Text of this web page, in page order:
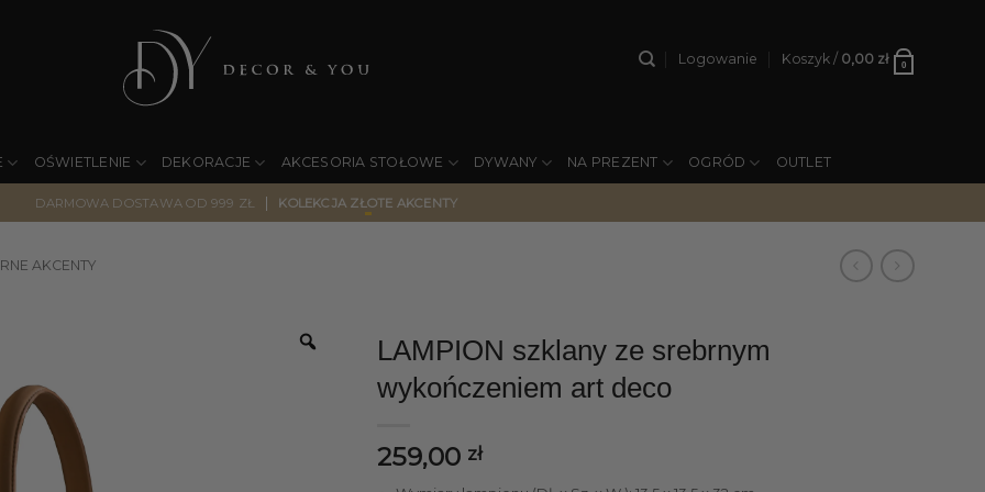
Logowanie Koszyk / 0,00 zł 0
OŚWIETLENIE DEKORACJE AKCESORIA STOŁOWE DYWANY NA PREZENT OGRÓD OUTLET
DARMOWA DOSTAWA OD 999 ZŁ | KOLEKCJA ZŁOTE AKCENTY
AKCENTY
LAMPION szklany ze srebrnym
wykończeniem art deco
259,00 zł